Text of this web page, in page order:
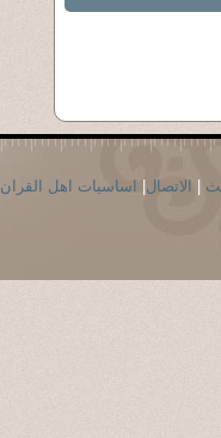
| الاتصال| اساسيات اهل القران